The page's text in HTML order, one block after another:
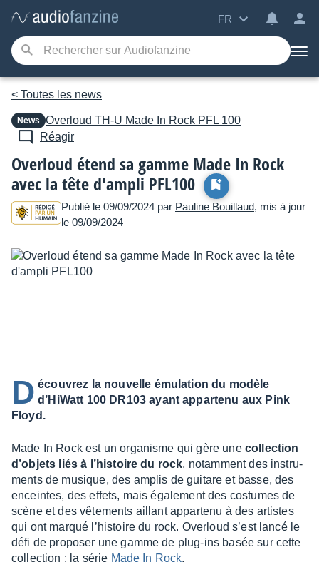
FR
< Toutes les news
News Overloud TH-U Made In Rock PFL 100
Réagir
Overloud étend sa gamme Made In Rock
avec la tête d'ampli PFL100
Publié le 09/09/2024 par Pauline Bouillaud, mis à jour
le 09/09/2024
D écouvrez la nouvelle émulation du modèle
d’HiWatt 100 DR103 ayant appartenu aux Pink
Floyd.
Made In Rock est un orga­nisme qui gère une collec­tion
d’objets liés à l’his­toire du rock, notam­ment des instru­
ments de musique, des amplis de guitare et basse, des
enceintes, des effets, mais égale­ment des costumes de
scène et des vête­ments aillant appar­tenu à des artistes
qui ont marqué l’his­toire du rock. Over­loud s’est lancé le
défi de propo­ser une gamme de plug-ins basée sur cette
collec­tion : la série Made In Rock.